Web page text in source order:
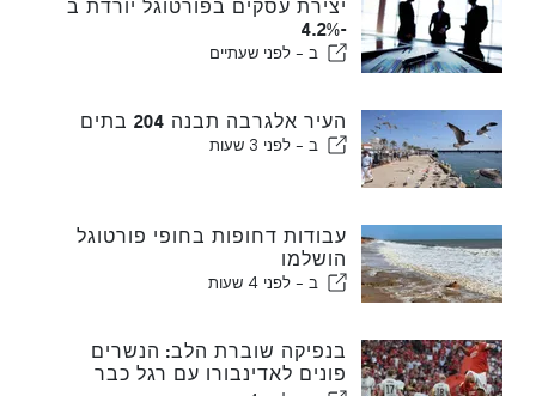
יצירת עסקים בפורטוגל יורדת ב
-4.2%
ב - לפני שעתיים
העיר אלגרבה תבנה 204 בתים
ב - לפני 3 שעות
עבודות דחופות בחופי פורטוגל
הושלמו
ב - לפני 4 שעות
בנפיקה שוברת הלב: הנשרים
פונים לאדינבורו עם רגל כבר